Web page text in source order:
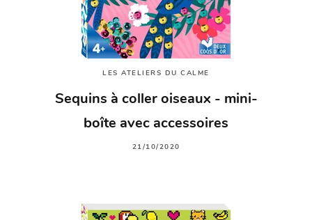
LES ATELIERS DU CALME
Sequins à coller oiseaux - mini-
boîte avec accessoires
21/10/2020